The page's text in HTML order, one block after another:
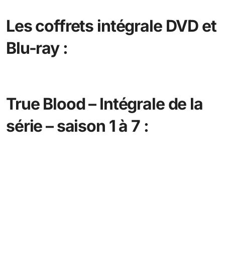
Les coffrets intégrale DVD et
Blu-ray :
True Blood – Intégrale de la
série – saison 1 à 7 :